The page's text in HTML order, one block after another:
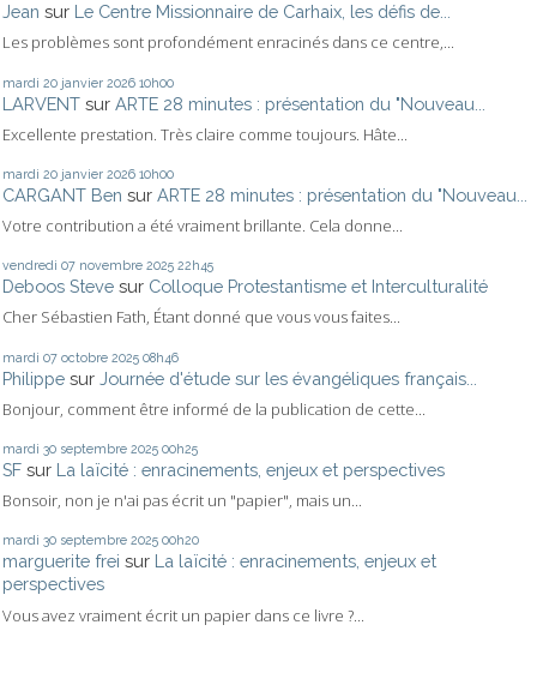
Jean sur Le Centre Missionnaire de Carhaix, les défis de...
Les problèmes sont profondément enracinés dans ce centre,...
mardi 20 janvier 2026 10h00
LARVENT sur ARTE 28 minutes : présentation du "Nouveau...
Excellente prestation. Très claire comme toujours. Hâte...
mardi 20 janvier 2026 10h00
CARGANT Ben sur ARTE 28 minutes : présentation du "Nouveau...
Votre contribution a été vraiment brillante. Cela donne...
vendredi 07 novembre 2025 22h45
Deboos Steve sur Colloque Protestantisme et Interculturalité
Cher Sébastien Fath, Étant donné que vous vous faites...
mardi 07 octobre 2025 08h46
Philippe sur Journée d'étude sur les évangéliques français...
Bonjour, comment être informé de la publication de cette...
mardi 30 septembre 2025 00h25
SF sur La laïcité : enracinements, enjeux et perspectives
Bonsoir, non je n'ai pas écrit un "papier", mais un...
mardi 30 septembre 2025 00h20
marguerite frei sur La laïcité : enracinements, enjeux et
perspectives
Vous avez vraiment écrit un papier dans ce livre ?...